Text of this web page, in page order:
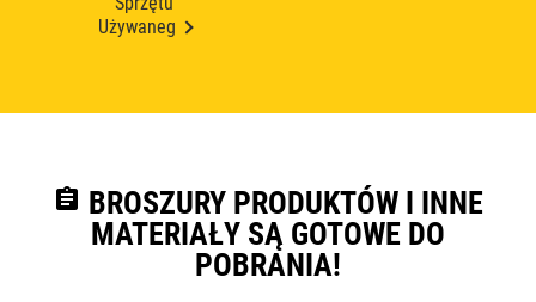
Używaneg
assignment BROSZURY PRODUKTÓW I INNE
MATERIAŁY SĄ GOTOWE DO
POBRANIA!